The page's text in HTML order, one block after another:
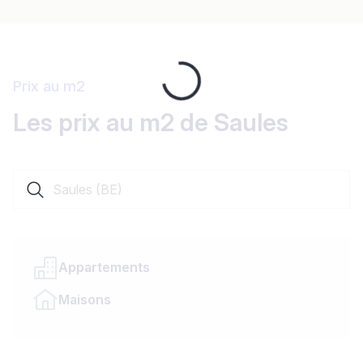
Loading...
Prix au m2
Les prix au m2 de Saules
Appartements
Maisons